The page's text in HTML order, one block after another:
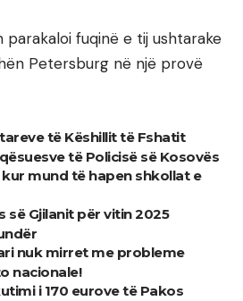
parakaloi fuqinë e tij ushtarake
Petersburg në një provë
të Këshillit të Fshatit
të Policisë së Kosovës
mund të hapen shkollat e
së Gjilanit për vitin 2025
nuk mirret me probleme
nacionale!
i 170 eurove të Pakos